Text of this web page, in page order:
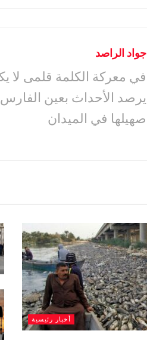
جواد الراصد
في معركة الكلمة قلمى لا
يرصد الأحداث بعين
صهيلها في الميدان
أخبار رئيسية